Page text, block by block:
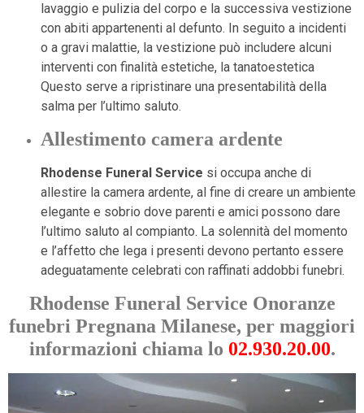
lavaggio e pulizia del corpo e la successiva vestizione
con abiti appartenenti al defunto. In seguito a incidenti
o a gravi malattie, la vestizione può includere alcuni
interventi con finalità estetiche, la tanatoestetica
Questo serve a ripristinare una presentabilità della
salma per l’ultimo saluto.
Allestimento camera ardente
Rhodense Funeral Service si occupa anche di
allestire la camera ardente, al fine di creare un ambiente
elegante e sobrio dove parenti e amici possono dare
l’ultimo saluto al compianto. La solennità del momento
e l’affetto che lega i presenti devono pertanto essere
adeguatamente celebrati con raffinati addobbi funebri.
Rhodense Funeral Service Onoranze
funebri Pregnana Milanese, per maggiori
informazioni chiama lo 02.930.20.00.